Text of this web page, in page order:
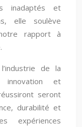
inadaptés et
elle soulève
rapport à
de la
et
seront
durabilité et
expériences